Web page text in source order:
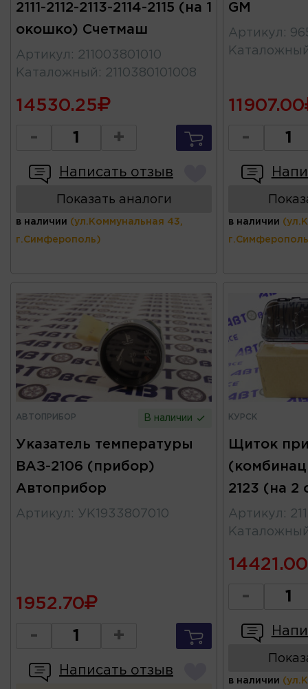
2111-2112-2113-2114-2115 (на 1
окошко) Счетмаш
Артикул : 211003801010
Каталожный : 2110380101008
14530.25
- +
Написать отзыв
Показать аналоги
в наличии (ул.Коммунальная 43,
г.Симферополь)
GM
Артикул :
11907.00
-
в наличии
АВТОПРИБОР В наличии
Указатель температуры
ВАЗ-2106 (прибор)
Автоприбор
Артикул : УК1933807010
1952.70
- +
Написать отзыв
КУРСК
Щиток
2123 (на 2
Артикул :
14421.00
-
в наличии